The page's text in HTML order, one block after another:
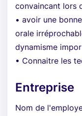
convaincant lors
• avoir une
orale
dynamisme
• Connaitre les
Entreprise
Nom de